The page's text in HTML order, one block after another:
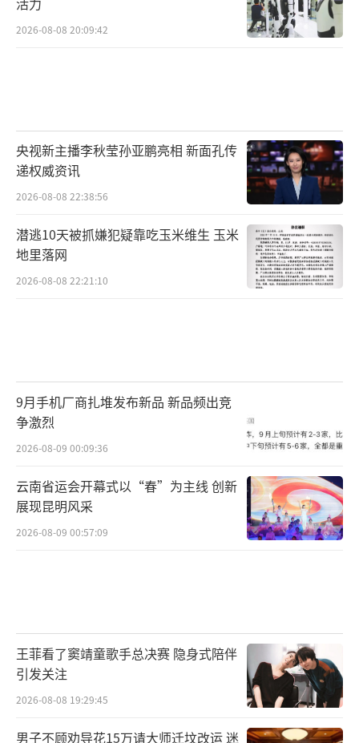
2026-08-08 20:09:42
央视新主播李秋莹孙亚鹏亮相 新面孔传
递权威资讯
2026-08-08 22:38:56
潜逃10天被抓嫌犯疑靠吃玉米维生 玉米
地里落网
2026-08-08 22:21:10
9月手机厂商扎堆发布新品 新品频出竞
争激烈
2026-08-09 00:09:36
云南省运会开幕式以“春”为主线 创新
展现昆明风采
2026-08-09 00:57:09
王菲看了窦靖童歌手总决赛 隐身式陪伴
引发关注
2026-08-08 19:29:45
男子不顾劝导花15万请大师迁坟改运 迷